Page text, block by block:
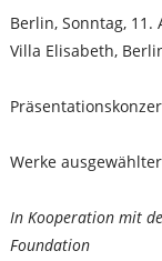
Berlin, Sonntag, 11.
Villa Elisabeth,
Werke
In Kooperation mit
Foundation